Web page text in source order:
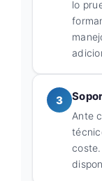
lo
3
Ante